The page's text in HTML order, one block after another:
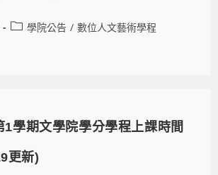
學院公告 / 數位人文藝術學程
1學期文學院學分學程上課時間
更新)